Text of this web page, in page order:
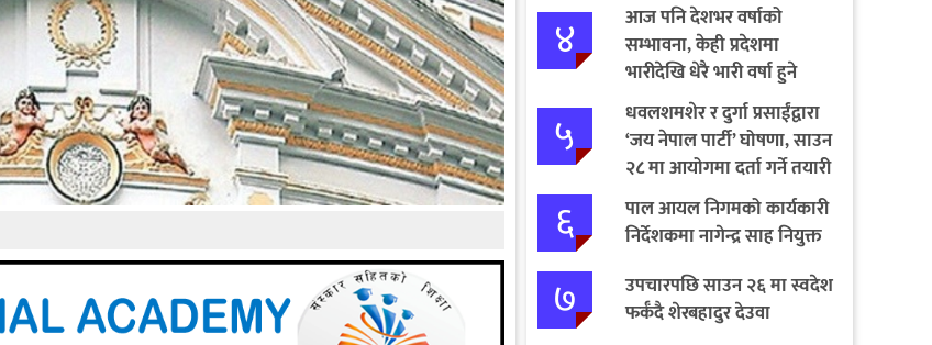
४
आज पनि देशभर वर्षाको
सम्भावना, केही प्रदेशमा
भारीदेखि धेरै भारी वर्षा हुने
चेतावनी
५
धवलशमशेर र दुर्गा प्रसाईंद्वारा
‘जय नेपाल पार्टी’ घोषणा, साउन
२८ मा आयोगमा दर्ता गर्ने तयारी
६
पाल आयल निगमको कार्यकारी
निर्देशकमा नागेन्द्र साह नियुक्त
७
उपचारपछि साउन २६ मा स्वदेश
फर्कँदै शेरबहादुर देउवा